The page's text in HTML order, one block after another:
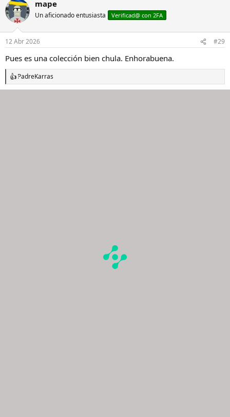
c
c
i
e
:
mape
Un aficionado entusiasta Verificad@ con 2FA
12 Abr 2026 #29
Pues es una colección bien chula. Enhorabuena.
R
e
PadreKarras